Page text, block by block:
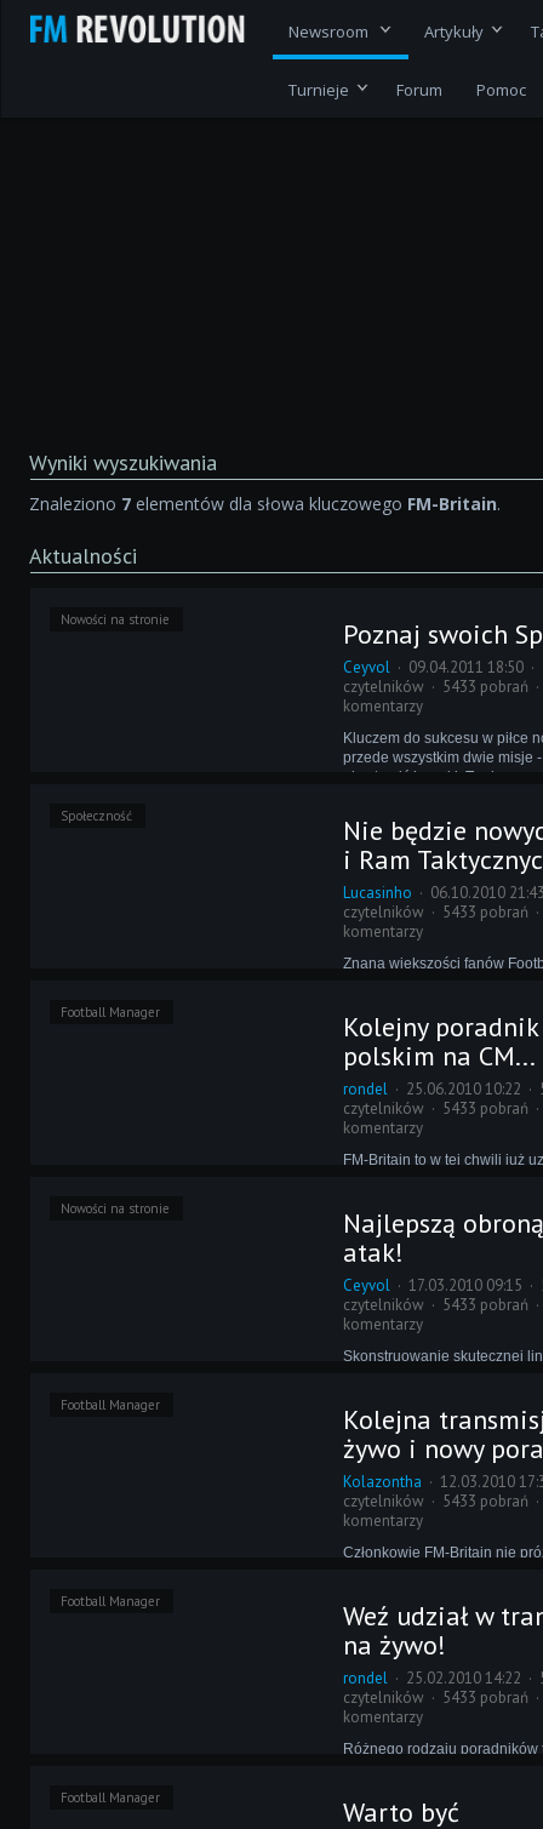
Newsroom Artykuły
Turnieje Forum Pomoc
Wyniki wyszukiwania
Znaleziono 7 elementów dla słowa kluczowego FM-Britain.
Aktualności
Nowości na stronie Poznaj swoich
Ceyvol 09.04.2011 18:50
czytelników
5433 pobrań
komentarzy
Kluczem do sukcesu w piłce
przede wszystkim dwie misje
nie stracić bramki. Tę drugą
Taktycznych, Gareth Millward.
Społeczność
Nie będzie
i Ram
Lucasinho
06.10.2010
czytelników
5433 pobrań
komentarzy
Znana większości fanów
do całej społeczności FM-a
podjęcia takiej decyzji.
Football Manager
Kolejny
polskim na CM...
rondel 25.06.2010 10:22
czytelników
5433 pobrań
komentarzy
FM-Britain to w tej chwili już
znów będziecie mogli się o
wszystko dzięki tłumaczeniu
materiału!
Nowości na stronie
Najlepszą
atak!
Ceyvol 17.03.2010 09:15
czytelników
5433 pobrań
komentarzy
Skonstruowanie skutecznej
niekiedy do szewskiej pasji,
pomocą nadchodzi CM
tłumaczeniem kolejnego
Levina!
Football Manager
Kolejna
żywo i nowy
Kolazontha
12.03.2010
czytelników
5433 pobrań
komentarzy
Członkowie FM-Britain nie
kontaktach z mediami i
wpływają na zachowanie
zawodników.
Football Manager
Weź udział w
na żywo!
rondel 25.02.2010 14:22
czytelników
5433 pobrań
komentarzy
Różnego rodzaju poradników
Dzisiaj jednak każdy gracz
Football Manager
Warto być